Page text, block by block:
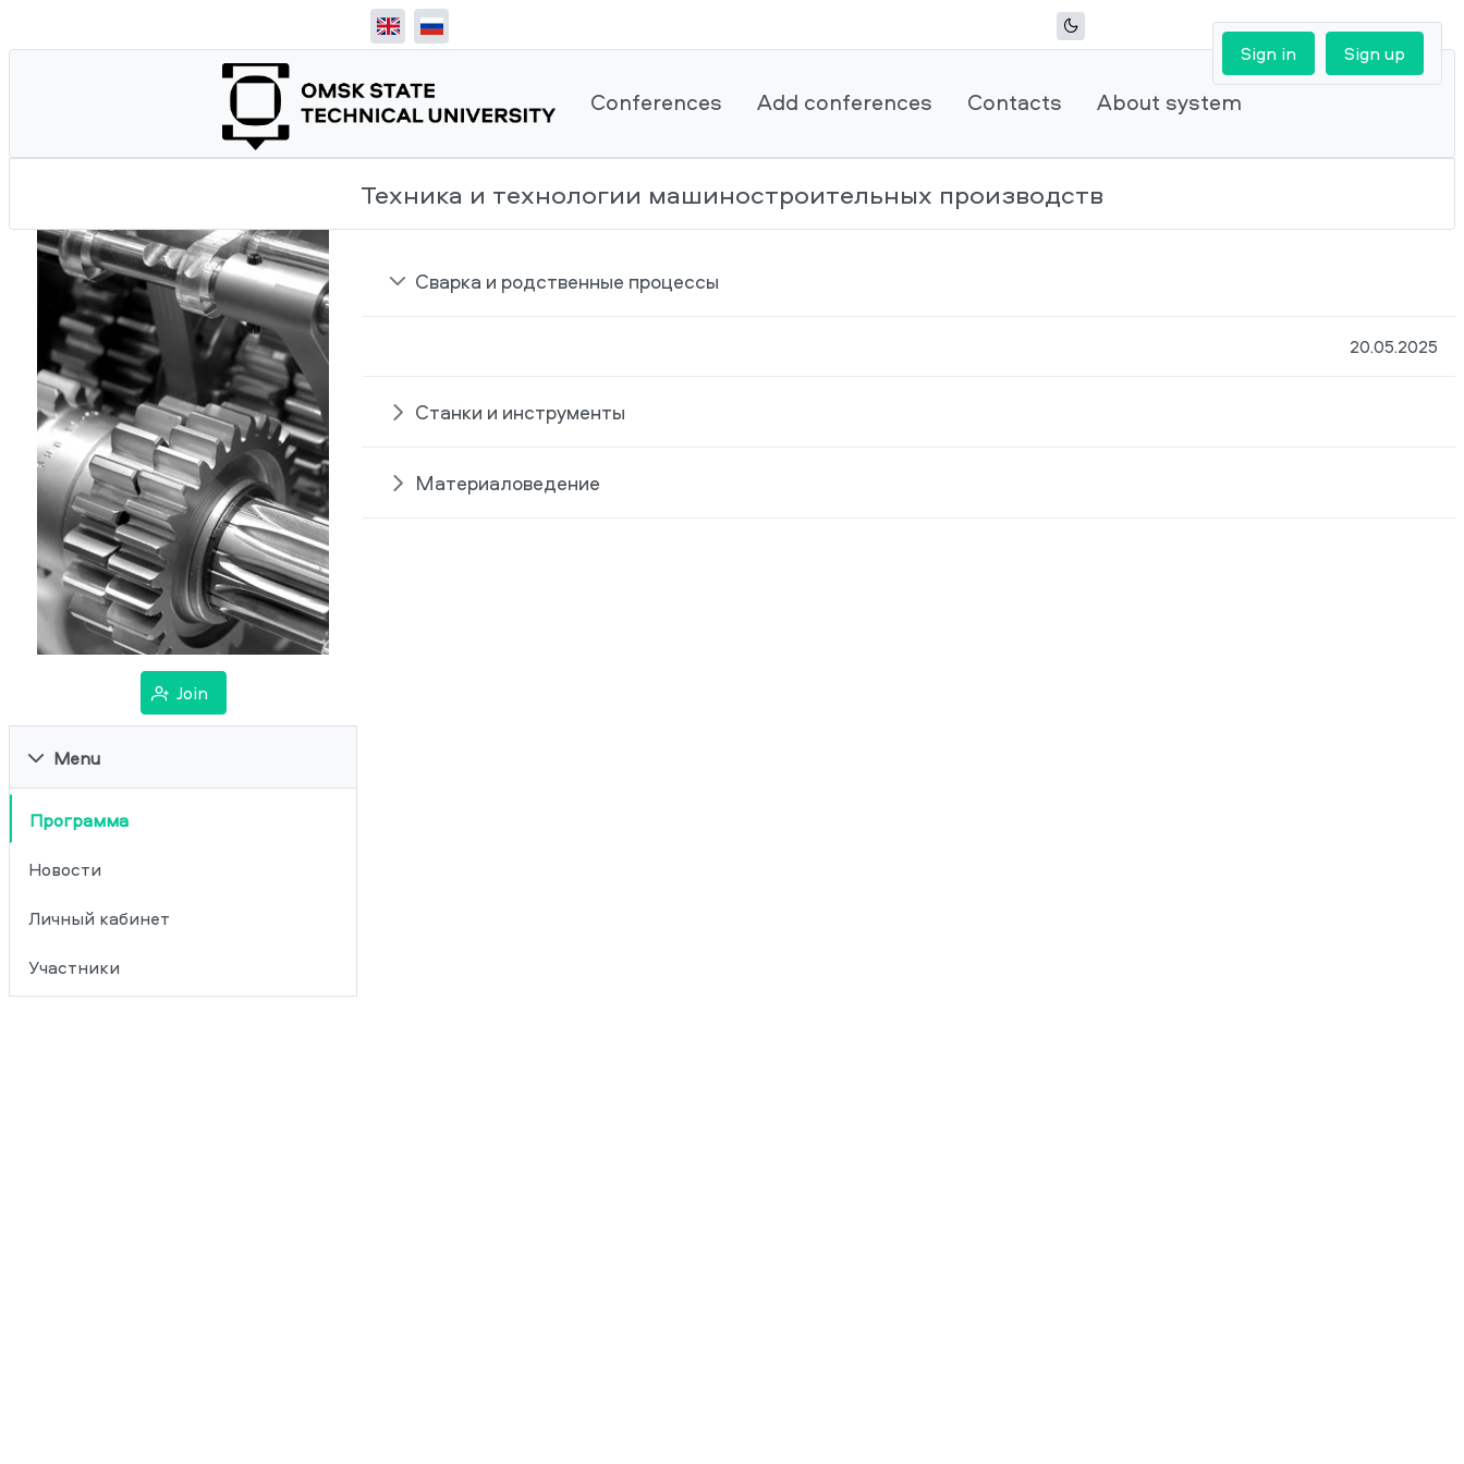
Sign in Sign up
Conferences Add conferences Contacts About system
Техника и технологии машиностроительных производств
Join
Menu
Программа
Новости
Личный кабинет
Участники
Сварка и родственные процессы
20.05.2025
Станки и инструменты
Материаловедение